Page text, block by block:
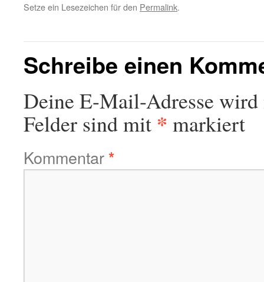
Setze ein Lesezeichen für den Permalink.
Schreibe einen
Deine E-Mail-Adresse
Felder sind mit * markiert
Kommentar*